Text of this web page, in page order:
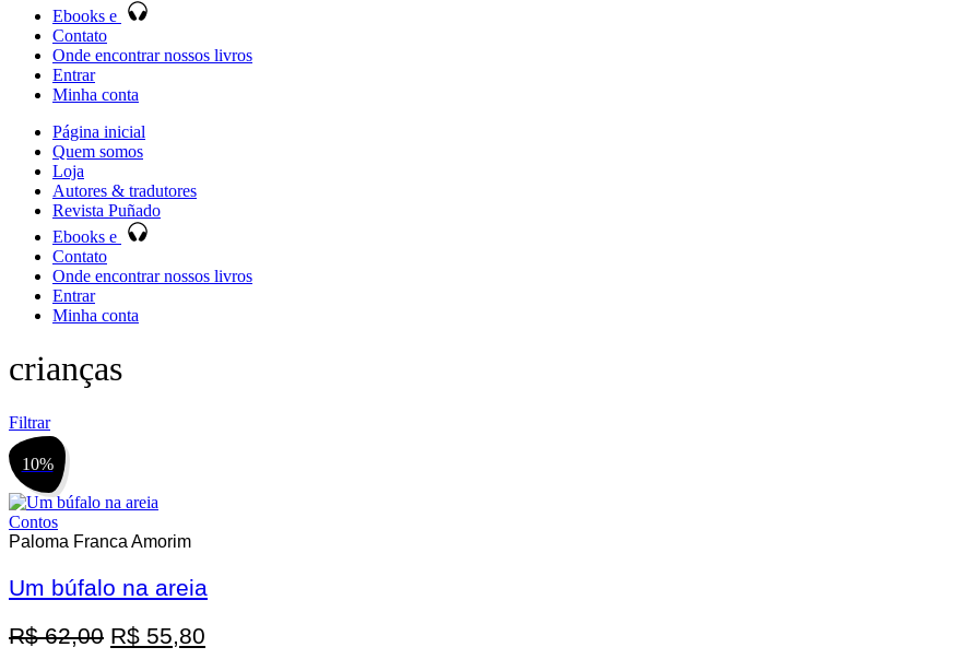
Ebooks e
Contato
Onde encontrar nossos livros
Entrar
Minha conta
Página inicial
Quem somos
Loja
Autores & tradutores
Revista Puñado
Ebooks e
Contato
Onde encontrar nossos livros
Entrar
Minha conta
crianças
Filtrar
10%
Contos
Paloma Franca Amorim
Um búfalo na areia
R$62,00 O
R$ 55,80